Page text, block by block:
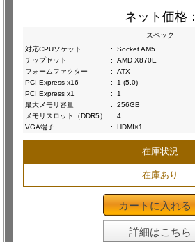
ネット価格：
スペック
対応CPUソケット
:
Socket AM5
チップセット
:
AMD X870E
フォームファクター
:
ATX
PCI Express x16
:
1 (5.0)
PCI Express x1
:
1
最大メモリ容量
:
256GB
メモリスロット（DDR5）
:
4
VGA端子
: HDMI×1
在庫状況
在庫あり
カートに入れる
詳細はこちら